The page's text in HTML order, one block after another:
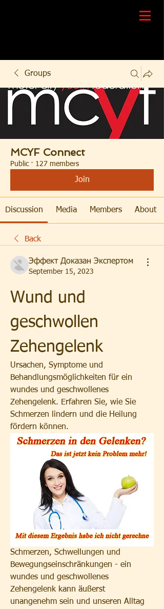
Groups
MCYF Connect
Public · 127 members
Join
Discussion Media Members About
Back
Эффект Доказан Экспертом
September 15, 2023
Wund und
geschwollen
Zehengelenk
Ursachen, Symptome und
Behandlungsmöglichkeiten für ein
wundes und geschwollenes
Zehengelenk. Erfahren Sie, wie Sie
Schmerzen lindern und die Heilung
fördern können.
Schmerzen, Schwellungen und
Bewegungseinschränkungen - ein
wundes und geschwollenes
Zehengelenk kann äußerst
unangenehm sein und unseren Alltag